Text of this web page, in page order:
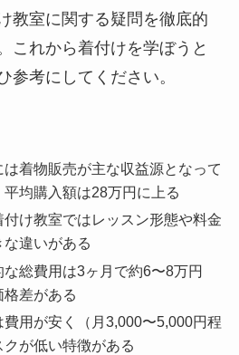
教室に関する疑問を徹底的
これから着付けを学ぼうと
参考にしてください。
着物販売が主な収益源となって
均購入額は28万円に上る
け教室ではレッスン形態や料金
違いがある
総費用は3ヶ月で約6〜8万円
差がある
用が安く（月3,000〜5,000円程
が低い特徴がある